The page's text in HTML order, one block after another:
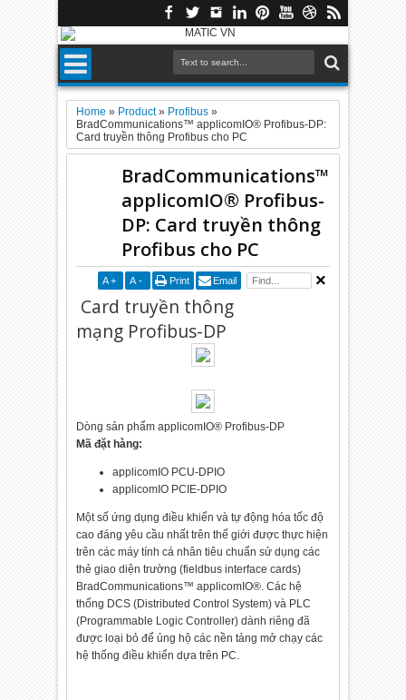
Home » Product» Profibus »
BradCommunications™ applicomIO® Profibus-DP:
Card truyền thông Profibus cho PC
BradCommunications™
applicomIO® Profibus-
DP: Card truyền thông
Profibus cho PC
A + A - Print Email
Card truyền thông
mạng Profibus-DP
Dòng sản phẩm applicomIO® Profibus-DP
Mã đặt hàng:
applicomIO PCU-DPIO
applicomIO PCIE-DPIO
Một số ứng dụng điều khiển và tự động hóa tốc độ
cao đáng yêu cầu nhất trên thế giới được thực hiện
trên các máy tính cá nhân tiêu chuẩn sử dụng các
thẻ giao diện trường (fieldbus interface cards)
BradCommunications™ applicomIO®. Các hệ
thống DCS (Distributed Control System) và PLC
(Programmable Logic Controller) dành riêng đã
được loại bỏ để ủng hộ các nền tảng mở chạy các
hệ thống điều khiển dựa trên PC.